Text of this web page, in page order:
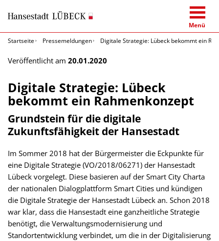
Menü
Startseite
Pressemeldungen Digitale Strategie: Lübeck bekommt ein
Veröffentlicht am 20.01.2020
Digitale Strategie: Lübeck
bekommt ein Rahmenkonzept
Grundstein für die digitale
Zukunftsfähigkeit der Hansestadt
Im Sommer 2018 hat der Bürgermeister die Eckpunkte für
eine Digitale Strategie (VO/2018/06271) der Hansestadt
Lübeck vorgelegt. Diese basieren auf der Smart City Charta
der nationalen Dialogplattform Smart Cities und kündigen
die Digitale Strategie der Hansestadt Lübeck an. Schon 2018
war klar, dass die Hansestadt eine ganzheitliche Strategie
benötigt, die Verwaltungsmodernisierung und
Standortentwicklung verbindet, um die in der Digitalisierung